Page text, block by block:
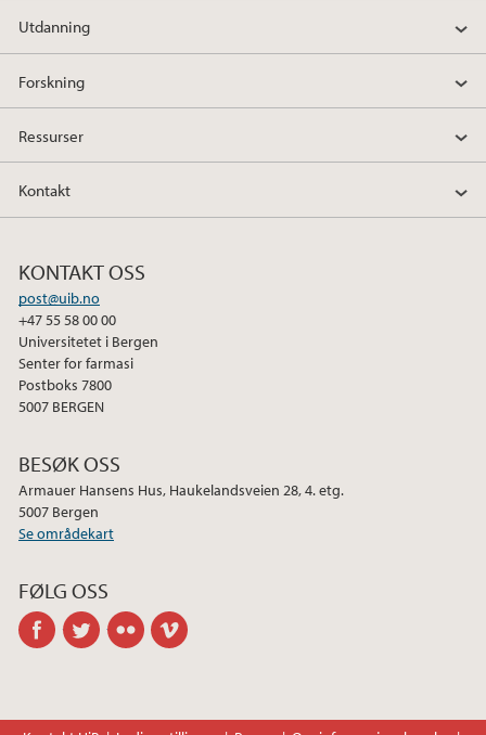
Utdanning
Forskning
Ressurser
Kontakt
KONTAKT OSS
post@uib.no
+47 55 58 00 00
Universitetet i Bergen
Senter for farmasi
Postboks 7800
5007 BERGEN
BESØK OSS
Armauer Hansens Hus, Haukelandsveien 28, 4. etg.
5007 Bergen
Se områdekart
FØLG OSS
facebooktwitter flickr